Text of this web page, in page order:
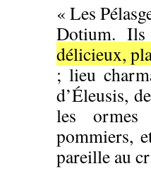
« Les
Dotium.
délicieux,
; lieu
d’Éleusis,
les ormes
pommiers,
pareille au